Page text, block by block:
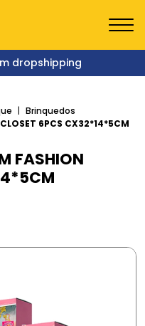
dropshipping
Brinquedos
6PCS CX32*14*5CM
FASHION